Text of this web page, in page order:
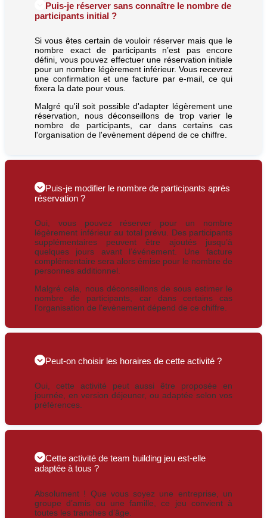
Puis-je réserver sans connaître le nombre de
participants initial ?
Si vous êtes certain de vouloir réserver mais que le
nombre exact de participants n’est pas encore
défini, vous pouvez effectuer une réservation initiale
pour un nombre légèrement inférieur. Vous recevrez
une confirmation et une facture par e-mail, ce qui
fixera la date pour vous.
Malgré qu'il soit possible d'adapter légèrement une
réservation, nous déconseillons de trop varier le
nombre de participants, car dans certains cas
l'organisation de l'evènement dépend de ce chiffre.
Puis-je modifier le nombre de participants après
réservation ?
Oui, vous pouvez réserver pour un nombre
légèrement inférieur au total prévu. Des participants
supplémentaires peuvent être ajoutés jusqu’à
quelques jours avant l’événement. Une facture
complémentaire sera alors émise pour le nombre de
personnes additionnel.
Malgré cela, nous déconseillons de sous estimer le
nombre de participants, car dans certains cas
l'organisation de l'evènement dépend de ce chiffre.
Peut-on choisir les horaires de cette activité ?
Oui, cette activité peut aussi être proposée en
journée, en version déjeuner, ou adaptée selon vos
préférences.
Cette activité de team building jeu est-elle
adaptée à tous ?
Absolument ! Que vous soyez une entreprise, un
groupe d’amis ou une famille, ce jeu convient à
toutes les tranches d’âge.